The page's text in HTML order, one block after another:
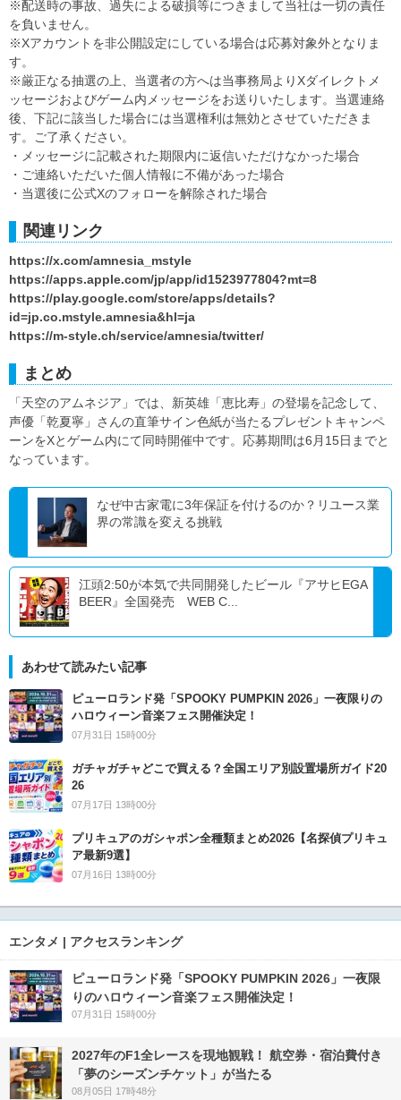
※配送時の事故、過失による破損等につきまして当社は一切の責任
を負いません。
※Xアカウントを非公開設定にしている場合は応募対象外となりま
す。
※厳正なる抽選の上、当選者の方へは当事務局よりXダイレクトメ
ッセージおよびゲーム内メッセージをお送りいたします。当選連絡
後、下記に該当した場合には当選権利は無効とさせていただきま
す。ご了承ください。
・メッセージに記載された期限内に返信いただけなかった場合
・ご連絡いただいた個人情報に不備があった場合
・当選後に公式Xのフォローを解除された場合
関連リンク
https://x.com/amnesia_mstyle
https://apps.apple.com/jp/app/id1523977804?mt=8
https://play.google.com/store/apps/details?
id=jp.co.mstyle.amnesia&hl=ja
https://m-style.ch/service/amnesia/twitter/
まとめ
「天空のアムネジア」では、新英雄「恵比寿」の登場を記念して、
声優「乾夏寧」さんの直筆サイン色紙が当たるプレゼントキャンペ
ーンをXとゲーム内にて同時開催中です。応募期間は6月15日までと
なっています。
なぜ中古家電に3年保証を付けるのか？リユース業
界の常識を変える挑戦
江頭2:50が本気で共同開発したビール『アサヒEGA
BEER』全国発売 WEB C...
あわせて読みたい記事
ピューロランド発「SPOOKY PUMPKIN 2026」一夜限りの
ハロウィーン音楽フェス開催決定！
07月31日 15時00分
ガチャガチャどこで買える？全国エリア別設置場所ガイド20
26
07月17日 13時00分
プリキュアのガシャポン全種類まとめ2026【名探偵プリキュ
ア最新9選】
07月16日 13時00分
エンタメ | アクセスランキング
ピューロランド発「SPOOKY PUMPKIN 2026」一夜限
りのハロウィーン音楽フェス開催決定！
07月31日 15時00分
2027年のF1全レースを現地観戦！ 航空券・宿泊費付き
「夢のシーズンチケット」が当たる
08月05日 17時48分